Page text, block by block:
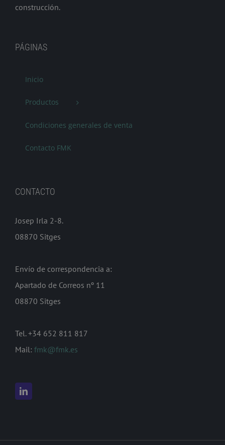
construcción.
PÁGINAS
Inicio
Productos
Condiciones generales de venta
Contacto FMK
CONTACTO
Josep Irla 2-8.
08870 Sitges
Envío de correspondencia a:
Apartado de Correos nº 11
08870 Sitges
Tel. +34 652 811 817
Mail: fmk@fmk.es